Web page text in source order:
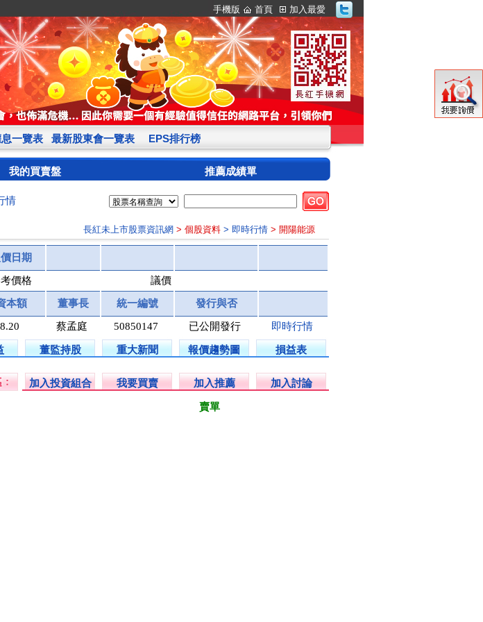
手機版 首頁 加入最愛
一覽表 最新股東會一覽表 EPS排行榜
我的買賣盤 推薦成績單
情
長紅未上市股票資訊網 > 個股資料 > 即時行情 > 開陽能源
日期
價格 議價
本額 董事長 統一編號 發行與否
8.20 蔡孟庭 50850147 已公開發行 即時行情
董監持股 重大新聞 報價趨勢圖 損益表
加入投資組合 我要買賣 加入推薦 加入討論
賣單